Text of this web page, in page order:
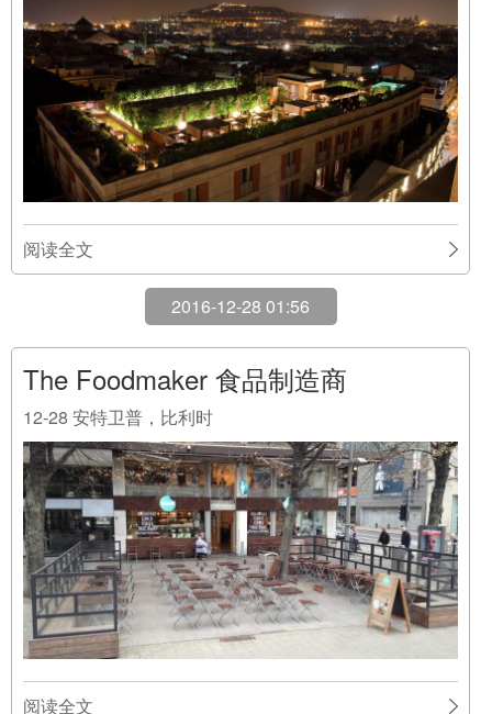
阅读全文
2016-12-28 01:56
The Foodmaker 食品制造商
12-28 安特卫普，比利时
阅读全文